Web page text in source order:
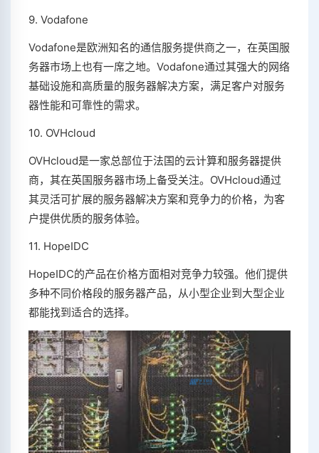
9. Vodafone
Vodafone是欧洲知名的通信服务提供商之一，在英国服
务器市场上也有一席之地。Vodafone通过其强大的网络
基础设施和高质量的服务器解决方案，满足客户对服务
器性能和可靠性的需求。
10. OVHcloud
OVHcloud是一家总部位于法国的云计算和服务器提供
商，其在英国服务器市场上备受关注。OVHcloud通过
其灵活可扩展的服务器解决方案和竞争力的价格，为客
户提供优质的服务体验。
11. HopeIDC
HopeIDC的产品在价格方面相对竞争力较强。他们提供
多种不同价格段的服务器产品，从小型企业到大型企业
都能找到适合的选择。